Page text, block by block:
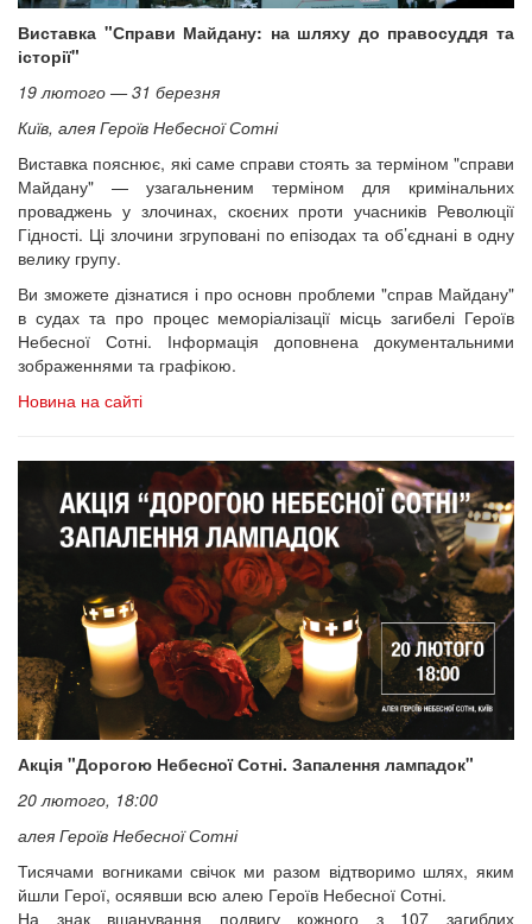
Виставка "Справи Майдану: на шляху до правосуддя та
історії"
19 лютого — 31 березня
Київ, алея Героїв Небесної Сотні
Виставка пояснює, які саме справи стоять за терміном "справи
Майдану" — узагальненим терміном для кримінальних
проваджень у злочинах, скоєних проти учасників Революції
Гідності. Ці злочини згруповані по епізодах та об’єднані в одну
велику групу.
Ви зможете дізнатися і про основн проблеми "справ Майдану"
в судах та про процес меморіалізації місць загибелі Героїв
Небесної Сотні. Інформація доповнена документальними
зображеннями та графікою.
Новина на сайті
Акція "Дорогою Небесної Сотні. Запалення лампадок"
20 лютого, 18:00
алея Героїв Небесної Сотні
Тисячами вогниками свічок ми разом відтворимо шлях, яким
йшли Герої, осяявши всю алею Героїв Небесної Сотні.
На знак вшанування подвигу кожного з 107 загиблих